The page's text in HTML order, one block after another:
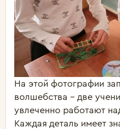
На этой фотографии
волшебства - две
увлеченно работают
Каждая деталь имеет